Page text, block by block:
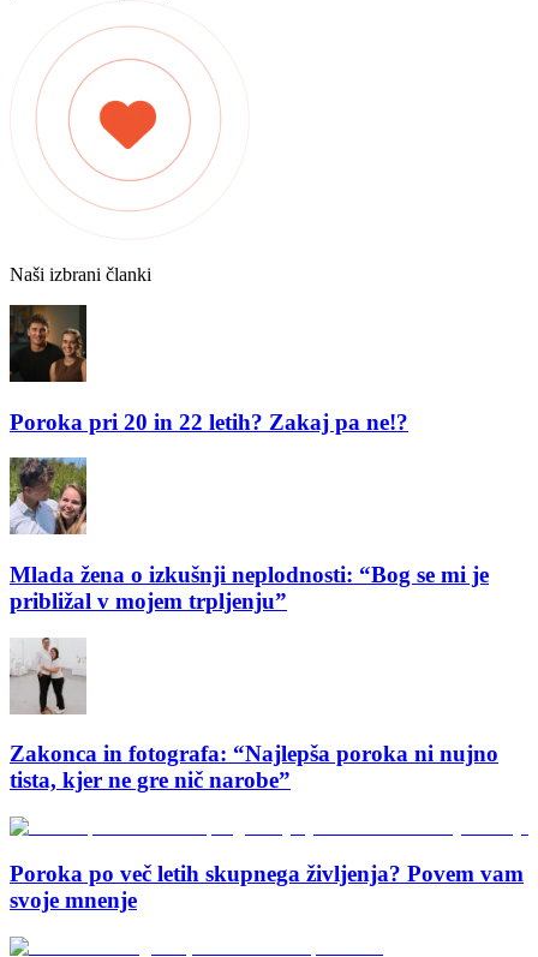
Naši izbrani članki
Poroka pri 20 in 22 letih? Zakaj pa ne!?
Mlada žena o izkušnji neplodnosti: “Bog se mi je
približal v mojem trpljenju”
Zakonca in fotografa: “Najlepša poroka ni nujno
tista, kjer ne gre nič narobe”
Poroka po več letih skupnega življenja? Povem vam
svoje mnenje